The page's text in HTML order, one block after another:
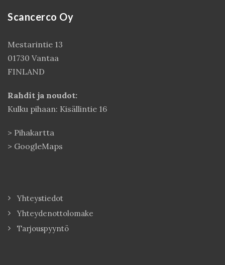
Scancerco Oy
Mestarintie 13
01730 Vantaa
FINLAND
Rahdit ja noudot:
Kulku pihaan: Kisällintie 16
> Pihakartta
> GoogleMaps
Yhteystiedot
Yhteydenottolomake
Tarjouspyyntö